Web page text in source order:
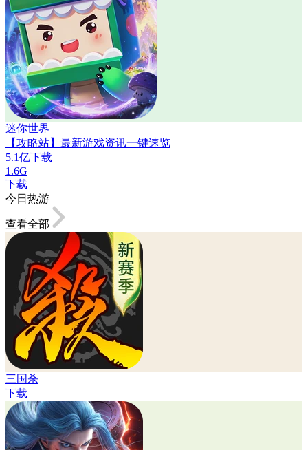
迷你世界
【攻略站】最新游戏资讯一键速览
5.1亿下载
1.6G
下载
今日热游
查看全部
三国杀
下载